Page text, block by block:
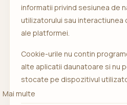
Mai multe
informatii privind sesiunea de
utilizatorului sau
ale platformei.
Cookie-urile nu contin
alte aplicatii daunatoare si nu
stocate pe dispozitivul